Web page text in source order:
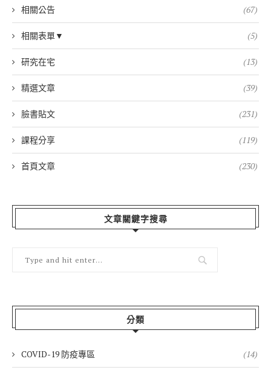
相關公告 (67)
相關表單▼ (5)
研究在宅 (13)
精選文章 (39)
臉書貼文 (231)
課程分享 (119)
首頁文章 (230)
文章關鍵字搜尋
分類
COVID-19 防疫專區 (14)